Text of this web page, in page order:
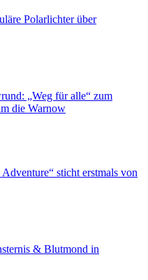
Polarlichter über
„Weg für alle“ zum
die Warnow
sticht erstmals von
& Blutmond in